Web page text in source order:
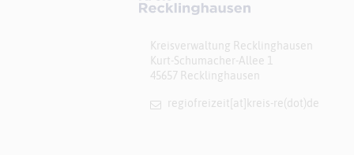
Kreisverwaltung Recklinghausen
Kurt-Schumacher-Allee 1
45657 Recklinghausen
regiofreizeit[at]​kreis-re(dot)de